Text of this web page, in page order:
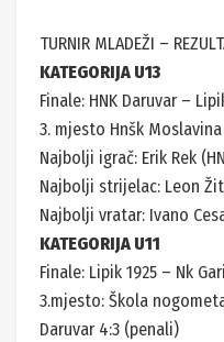
TURNIR MLADEŽI –
KATEGORIJA U13
Finale: HNK Daruvar –
3. mjesto Hnšk
Najbolji igrač: Erik Rek
Najbolji strijelac: Leon
Najbolji vratar: Ivano
KATEGORIJA U11
Finale: Lipik 1925 – Nk
3.mjesto: Škola
Daruvar 4:3 (penali)